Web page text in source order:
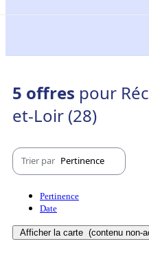
5 offres pour
et-Loir (28)
Trier par Pertinence
Pertinence
Date
Afficher la carte (contenu non-